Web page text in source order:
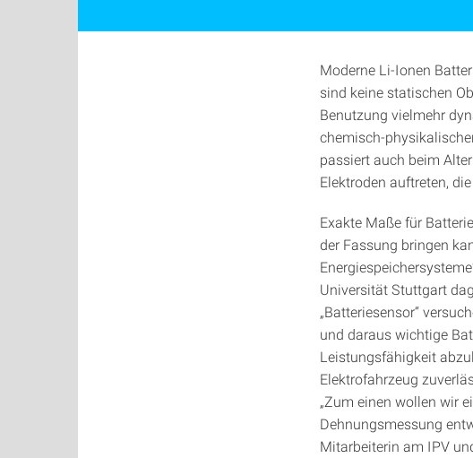
Moderne Li-Ionen
sind keine statischen
Benutzung vielmehr
chemisch-
passiert auch beim
Elektroden auftreten,
Exakte Maße für
der Fassung bringen
Universität Stuttgart
„Batteriesensor“
und daraus wichtige
Leistungsfähigkeit
Elektrofahrzeug
„Zum einen wollen wir
Dehnungsmessung
Mitarbeiterin am IPV